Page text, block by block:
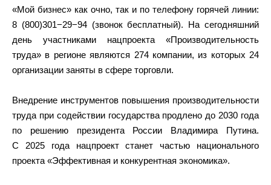
«Мой бизнес» как очно, так и по телефону горячей линии:
8 (800)301−29−94 (звонок бесплатный). На сегодняшний
день участниками нацпроекта «Производительность
труда» в регионе являются 274 компании, из которых 24
организации заняты в сфере торговли.
Внедрение инструментов повышения производительности
труда при содействии государства продлено до 2030 года
по решению президента России Владимира Путина.
С 2025 года нацпроект станет частью национального
проекта «Эффективная и конкурентная экономика».